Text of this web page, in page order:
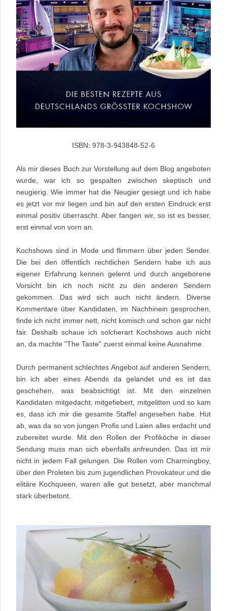
ISBN: 978-3-943848-52-6
Als mir dieses Buch zur Vorstellung auf dem Blog angeboten
wurde, war ich so gespalten zwischen skeptisch und
neugierig. Wie immer hat die Neugier gesiegt und ich habe
es jetzt vor mir liegen und bin auf den ersten Eindruck erst
einmal positiv überrascht. Aber fangen wir, so ist es besser,
erst einmal von vorn an.
Kochshows sind in Mode und flimmern über jeden Sender.
Die bei den öffentlich rechtlichen Sendern habe ich aus
eigener Erfahrung kennen gelernt und durch angeborene
Vorsicht bin ich noch nicht zu den anderen Sendern
gekommen. Das wird sich auch nicht ändern. Diverse
Kommentare über Kandidaten, im Nachhinein gesprochen,
finde ich nicht immer nett, nicht komisch und schon gar nicht
fair. Deshalb schaue ich solcherart Kochshows auch nicht
an, da machte "The Taste" zuerst einmal keine Ausnahme.
Durch permanent schlechtes Angebot auf anderen Sendern,
bin ich aber eines Abends da gelandet und es ist das
geschehen, was beabsichtigt ist. Mit den einzelnen
Kandidaten mitgedacht, mitgefiebert, mitgelitten und so kam
es, dass ich mir die gesamte Staffel angesehen habe. Hut
ab, was da so von jungen Profis und Laien alles erdacht und
zubereitet wurde. Mit den Rollen der Profiköche in dieser
Sendung muss man sich ebenfalls anfreunden. Das ist mir
nicht in jedem Fall gelungen. Die Rollen vom Charmingboy,
über den Proleten bis zum jugendlichen Provokateur und die
elitäre Kochqueen, waren alle gut besetzt, aber manchmal
stark überbetont.